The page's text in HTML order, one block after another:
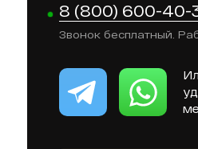
8 (800) 600-40-
Звонок бесплатный.